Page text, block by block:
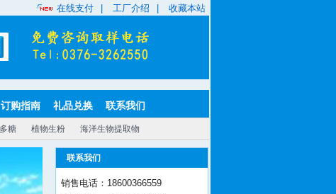
在线支付 工厂介绍 收藏本站
订购指南 礼品兑换 联系我们
糖 植物生粉 海洋生物提取物
联系我们
销售电话：18600366559